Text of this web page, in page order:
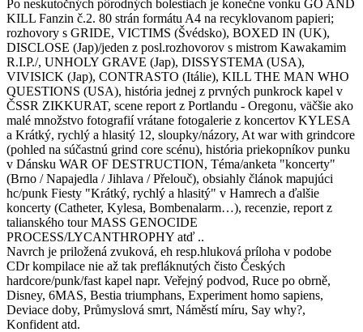
Po neskutočných pôrodných bolestiach je konečne vonku GO AND
KILL Fanzin č.2. 80 strán formátu A4 na recyklovanom papieri;
rozhovory s GRIDE, VICTIMS (Švédsko), BOXED IN (UK),
DISCLOSE (Jap)/jeden z posl.rozhovorov s mistrom Kawakamim
R.I.P./, UNHOLY GRAVE (Jap), DISSYSTEMA (USA),
VIVISICK (Jap), CONTRASTO (Itálie), KILL THE MAN WHO
QUESTIONS (USA), história jednej z prvných punkrock kapel v
ČSSR ZIKKURAT, scene report z Portlandu - Oregonu, väčšie ako
malé množstvo fotografií vrátane fotogalerie z koncertov KYLESA
a Krátký, rychlý a hlasitý 12, sloupky/názory, At war with grindcore
(pohled na súčastnú grind core scénu), história priekopníkov punku
v Dánsku WAR OF DESTRUCTION, Téma/anketa "koncerty"
(Brno / Napajedla / Jihlava / Přelouč), obsiahly článok mapujúci
hc/punk Fiesty "Krátký, rychlý a hlasitý" v Hamrech a ďalšie
koncerty (Catheter, Kylesa, Bombenalarm…), recenzie, report z
talianského tour MASS GENOCIDE
PROCESS/LYCANTHROPHY atď ..
Navrch je priložená zvuková, eh resp.hluková príloha v podobe
CDr kompilace nie až tak prefláknutých čisto Českých
hardcore/punk/fast kapel napr. Veřejný podvod, Ruce po obrně,
Disney, 6MAS, Bestia triumphans, Experiment homo sapiens,
Deviace doby, Průmyslová smrt, Náměstí míru, Say why?,
Konfident atd.